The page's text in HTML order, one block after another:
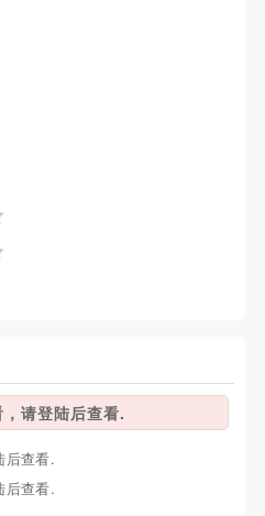
请登陆后查看.
后查看.
后查看.